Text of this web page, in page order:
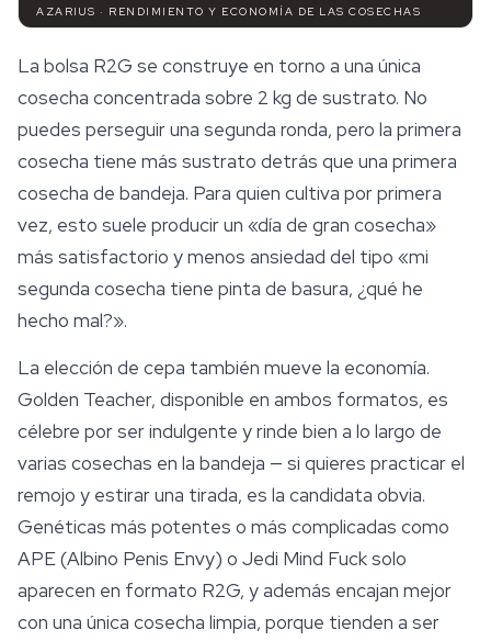
AZARIUS · RENDIMIENTO Y ECONOMÍA DE LAS COSECHAS
La bolsa R2G se construye en torno a una única
cosecha concentrada sobre 2 kg de sustrato. No
puedes perseguir una segunda ronda, pero la primera
cosecha tiene más sustrato detrás que una primera
cosecha de bandeja. Para quien cultiva por primera
vez, esto suele producir un «día de gran cosecha»
más satisfactorio y menos ansiedad del tipo «mi
segunda cosecha tiene pinta de basura, ¿qué he
hecho mal?».
La elección de cepa también mueve la economía.
Golden Teacher, disponible en ambos formatos, es
célebre por ser indulgente y rinde bien a lo largo de
varias cosechas en la bandeja — si quieres practicar el
remojo y estirar una tirada, es la candidata obvia.
Genéticas más potentes o más complicadas como
APE (Albino Penis Envy) o Jedi Mind Fuck solo
aparecen en formato R2G, y además encajan mejor
con una única cosecha limpia, porque tienden a ser